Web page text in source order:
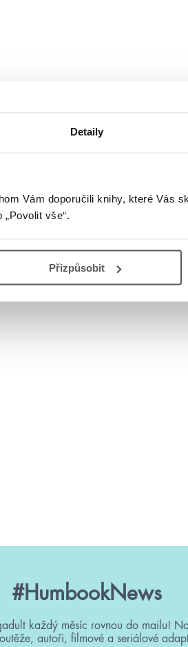
Detaily
Vám doporučili knihy, které Vás
vše“.
Přizpůsobit
#HumbookNews
každý měsíc rovnou do mailu!
autoři, filmové a seriálové